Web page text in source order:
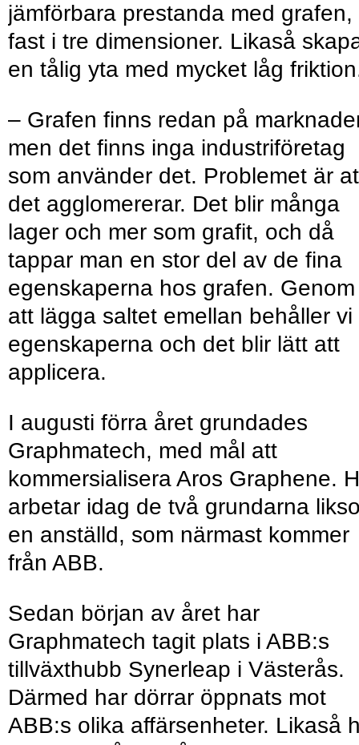
jämförbara prestanda med grafen,
fast i tre dimensioner. Likaså
en tålig yta med mycket låg
– Grafen finns redan på
men det finns inga industriföretag
som använder det. Problemet är
det agglomererar. Det blir många
lager och mer som grafit, och då
tappar man en stor del av de fina
egenskaperna hos grafen. Genom
att lägga saltet emellan behåller vi
egenskaperna och det blir lätt att
applicera.
I augusti förra året grundades
Graphmatech, med mål att
kommersialisera Aros Graphene.
arbetar idag de två grundarna
en anställd, som närmast kommer
från ABB.
Sedan början av året har
Graphmatech tagit plats i ABB:s
tillväxthubb Synerleap i Västerås.
Därmed har dörrar öppnats mot
ABB:s olika affärsenheter. Likaså